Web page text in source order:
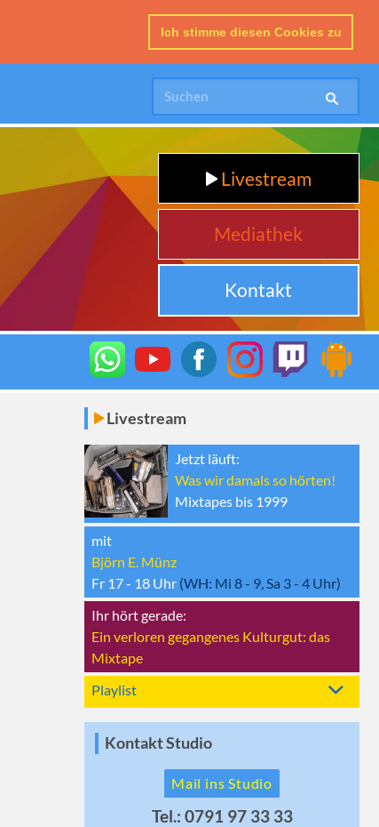
Ich stimme diesen Cookies zu
Livestream
Mediathek
Kontakt
Livestream
Jetzt läuft:
Was wir damals so hörten!
Mixtapes bis 1999
mit
Björn E. Münz
Fr 17 - 18 Uhr (WH: Mi 8 - 9, Sa 3 - 4 Uhr)
Ihr hört gerade:
Ein verloren gegangenes Kulturgut: das
Mixtape
Playlist
Kontakt Studio
Mail ins Studio
Tel.: 0791 97 33 33